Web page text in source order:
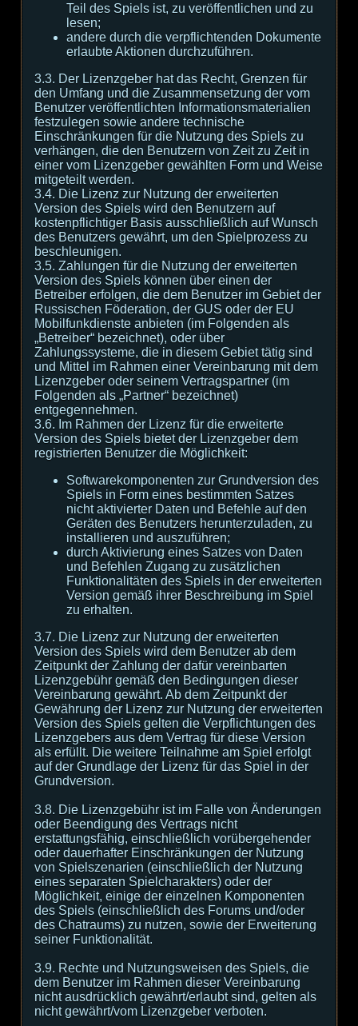
Teil des Spiels ist, zu veröffentlichen und zu
lesen;
andere durch die verpflichtenden Dokumente
erlaubte Aktionen durchzuführen.
3.3. Der Lizenzgeber hat das Recht, Grenzen für
den Umfang und die Zusammensetzung der vom
Benutzer veröffentlichten Informationsmaterialien
festzulegen sowie andere technische
Einschränkungen für die Nutzung des Spiels zu
verhängen, die den Benutzern von Zeit zu Zeit in
einer vom Lizenzgeber gewählten Form und Weise
mitgeteilt werden.
3.4. Die Lizenz zur Nutzung der erweiterten
Version des Spiels wird den Benutzern auf
kostenpflichtiger Basis ausschließlich auf Wunsch
des Benutzers gewährt, um den Spielprozess zu
beschleunigen.
3.5. Zahlungen für die Nutzung der erweiterten
Version des Spiels können über einen der
Betreiber erfolgen, die dem Benutzer im Gebiet der
Russischen Föderation, der GUS oder der EU
Mobilfunkdienste anbieten (im Folgenden als
„Betreiber“ bezeichnet), oder über
Zahlungssysteme, die in diesem Gebiet tätig sind
und Mittel im Rahmen einer Vereinbarung mit dem
Lizenzgeber oder seinem Vertragspartner (im
Folgenden als „Partner“ bezeichnet)
entgegennehmen.
3.6. Im Rahmen der Lizenz für die erweiterte
Version des Spiels bietet der Lizenzgeber dem
registrierten Benutzer die Möglichkeit:
Softwarekomponenten zur Grundversion des
Spiels in Form eines bestimmten Satzes
nicht aktivierter Daten und Befehle auf den
Geräten des Benutzers herunterzuladen, zu
installieren und auszuführen;
durch Aktivierung eines Satzes von Daten
und Befehlen Zugang zu zusätzlichen
Funktionalitäten des Spiels in der erweiterten
Version gemäß ihrer Beschreibung im Spiel
zu erhalten.
3.7. Die Lizenz zur Nutzung der erweiterten
Version des Spiels wird dem Benutzer ab dem
Zeitpunkt der Zahlung der dafür vereinbarten
Lizenzgebühr gemäß den Bedingungen dieser
Vereinbarung gewährt. Ab dem Zeitpunkt der
Gewährung der Lizenz zur Nutzung der erweiterten
Version des Spiels gelten die Verpflichtungen des
Lizenzgebers aus dem Vertrag für diese Version
als erfüllt. Die weitere Teilnahme am Spiel erfolgt
auf der Grundlage der Lizenz für das Spiel in der
Grundversion.
3.8. Die Lizenzgebühr ist im Falle von Änderungen
oder Beendigung des Vertrags nicht
erstattungsfähig, einschließlich vorübergehender
oder dauerhafter Einschränkungen der Nutzung
von Spielszenarien (einschließlich der Nutzung
eines separaten Spielcharakters) oder der
Möglichkeit, einige der einzelnen Komponenten
des Spiels (einschließlich des Forums und/oder
des Chatraums) zu nutzen, sowie der Erweiterung
seiner Funktionalität.
3.9. Rechte und Nutzungsweisen des Spiels, die
dem Benutzer im Rahmen dieser Vereinbarung
nicht ausdrücklich gewährt/erlaubt sind, gelten als
nicht gewährt/vom Lizenzgeber verboten.